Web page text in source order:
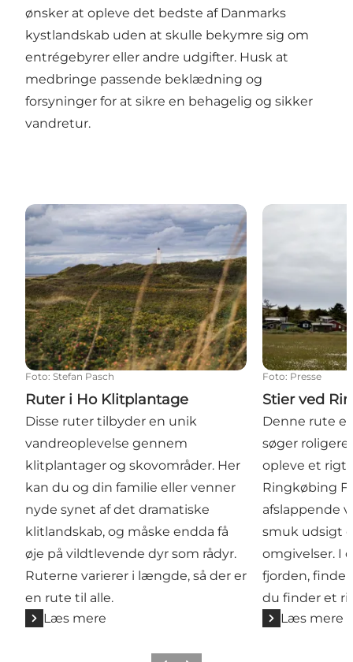
ønsker at opleve det bedste af Danmarks
kystlandskab uden at skulle bekymre sig om
entrégebyrer eller andre udgifter. Husk at
medbringe passende beklædning og
forsyninger for at sikre en behagelig og sikker
vandretur.
Ruter i Ho Klitplantage
Foto: Stefan Pasch
Ruter i Ho Klitplantage
Disse ruter tilbyder en unik
vandreoplevelse gennem
klitplantager og skovområder. Her
kan du og din familie eller venner
nyde synet af det dramatiske
klitlandskab, og måske endda få
øje på vildtlevende dyr som rådyr.
Ruterne varierer i længde, så der er
en rute til alle.
Læs mere
Stier ved
Foto: Presse
Stier ved
Denne rute
søger
opleve et rigt
Ringkøbing
afslappende
smuk udsigt
omgivelser. I
fjorden,
du finder et
Læs mere